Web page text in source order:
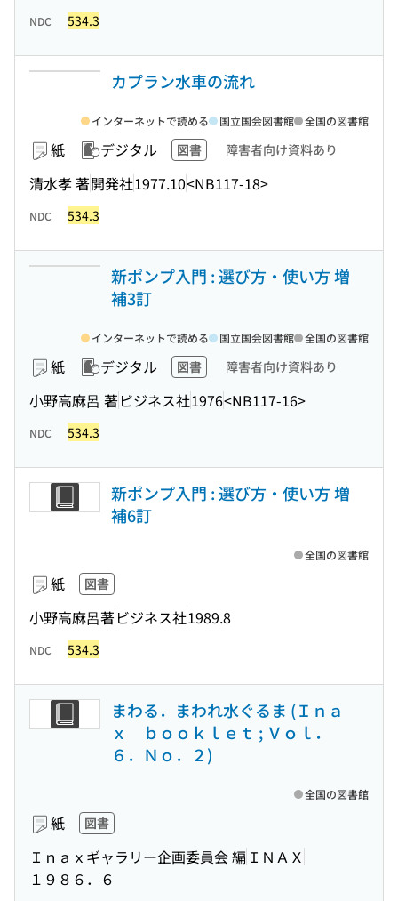
NDC 534.3
カプラン水車の流れ
紙 デジタル 図書 障害者向け資料あり
清水孝 著開発社1977.10<NB117-18>
インターネットで読める 国立国会図書館 全国の図書館
NDC 534.3
新ポンプ入門 : 選び方・使い方 増
補3訂
紙 デジタル 図書 障害者向け資料あり
小野高麻呂 著ビジネス社1976<NB117-16>
インターネットで読める 国立国会図書館 全国の図書館
NDC 534.3
新ポンプ入門 : 選び方・使い方 増
補6訂
紙 図書
小野高麻呂著ビジネス社1989.8
全国の図書館
NDC 534.3
まわる．まわれ水ぐるま (Ｉｎａ
ｘ ｂｏｏｋｌｅｔ ; Ｖｏｌ．
６．Ｎｏ．２)
紙 図書
Ｉｎａｘギャラリー企画委員会 編 ＩＮＡＸ
１９８６．６
全国の図書館